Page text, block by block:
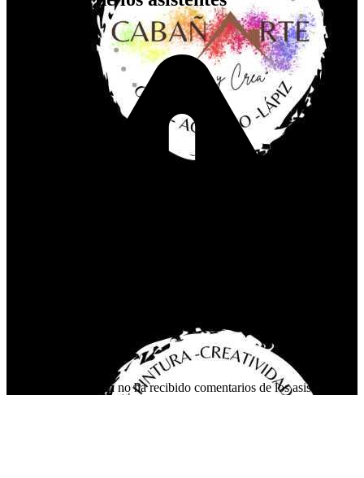
Este organizador aún no ha recibido comentarios de los asistentes.